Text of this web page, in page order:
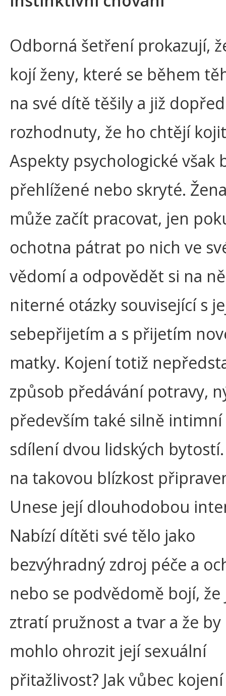
Odborná šetření prokazují,
kojí ženy, které se během
na své dítě těšily a již
rozhodnuty, že ho chtějí
Aspekty psychologické však
přehlížené nebo skryté.
může začít pracovat, jen
ochotna pátrat po nich ve
vědomí a odpovědět si na
niterné otázky související s
sebepřijetím a s přijetím
matky. Kojení totiž
způsob předávání potravy,
především také silně
sdílení dvou lidských bytostí.
na takovou blízkost
Unese její dlouhodobou
Nabízí dítěti své tělo jako
bezvýhradný zdroj péče a
nebo se podvědomě bojí, že
ztratí pružnost a tvar a že
mohlo ohrozit její sexuální
přitažlivost? Jak vůbec